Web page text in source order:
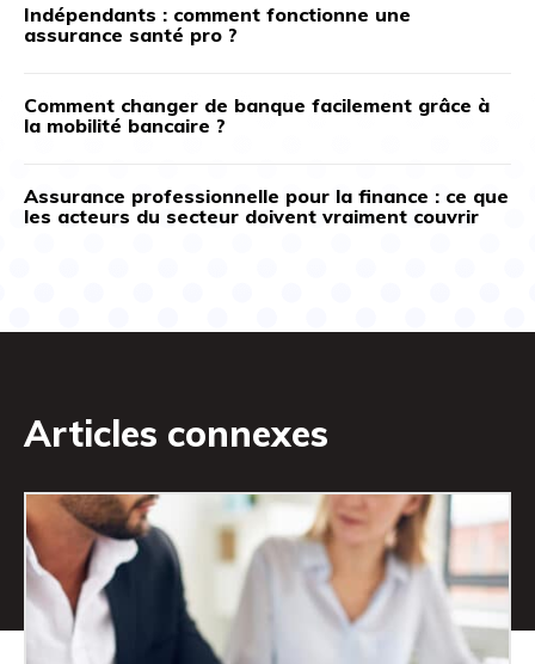
Indépendants : comment fonctionne une
assurance santé pro ?
Comment changer de banque facilement grâce à
la mobilité bancaire ?
Assurance professionnelle pour la finance : ce que
les acteurs du secteur doivent vraiment couvrir
Articles connexes